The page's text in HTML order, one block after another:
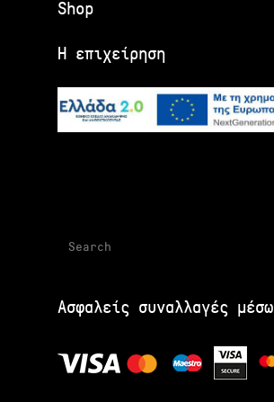
Shop
Η επιχείρηση
Ασφαλείς συναλλαγές μέσω